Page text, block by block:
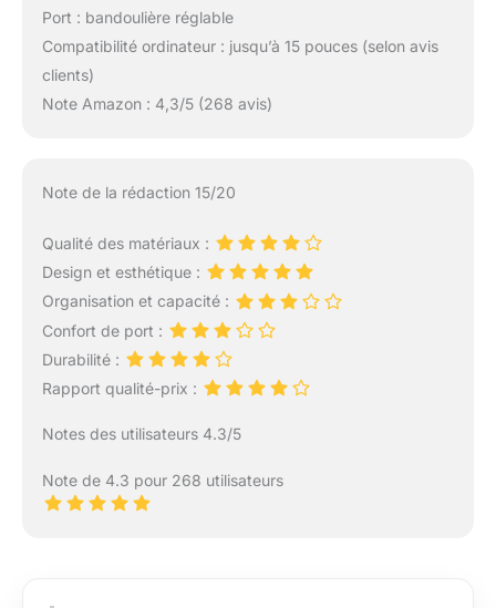
Port : bandoulière réglable
Compatibilité ordinateur : jusqu’à 15 pouces (selon avis
clients)
Note Amazon : 4,3/5 (268 avis)
Note de la rédaction 15/20
Qualité des matériaux :
Design et esthétique :
Organisation et capacité :
Confort de port :
Durabilité :
Rapport qualité-prix :
Notes des utilisateurs 4.3/5
Note de 4.3 pour 268 utilisateurs